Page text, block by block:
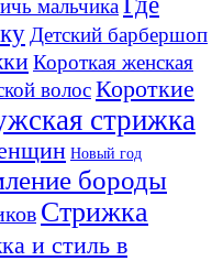
мальчика
Детский барбершоп
Короткая женская
волосКороткие
стрижка
Новый год
бороды
Стрижка
и стиль в